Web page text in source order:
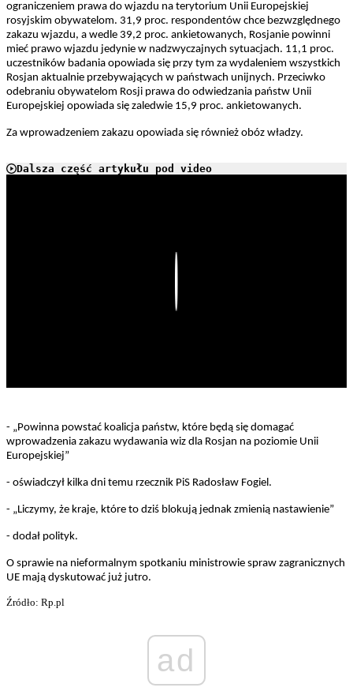
ograniczeniem prawa do wjazdu na terytorium Unii Europejskiej
rosyjskim obywatelom. 31,9 proc. respondentów chce bezwzględnego
zakazu wjazdu, a wedle 39,2 proc. ankietowanych, Rosjanie powinni
mieć prawo wjazdu jedynie w nadzwyczajnych sytuacjach. 11,1 proc.
uczestników badania opowiada się przy tym za wydaleniem wszystkich
Rosjan aktualnie przebywających w państwach unijnych. Przeciwko
odebraniu obywatelom Rosji prawa do odwiedzania państw Unii
Europejskiej opowiada się zaledwie 15,9 proc. ankietowanych.
Za wprowadzeniem zakazu opowiada się również obóz władzy.
Dalsza część artykułu pod video
- „Powinna powstać koalicja państw, które będą się domagać
wprowadzenia zakazu wydawania wiz dla Rosjan na poziomie Unii
Europejskiej”
- oświadczył kilka dni temu rzecznik PiS Radosław Fogiel.
- „Liczymy, że kraje, które to dziś blokują jednak zmienią nastawienie”
- dodał polityk.
O sprawie na nieformalnym spotkaniu ministrowie spraw zagranicznych
UE mają dyskutować już jutro.
Źródło: Rp.pl
ad